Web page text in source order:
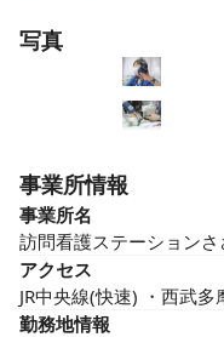
写真
事業所情報
事業所名
訪問看護ステーション
アクセス
JR中央線(快速) ・西武
勤務地情報